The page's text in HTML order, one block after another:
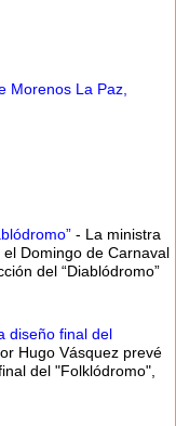
Morenos La Paz,
- La ministra
Domingo de Carnaval
del “Diablódromo”
diseño final del
Hugo Vásquez prevé
del "Folklódromo",